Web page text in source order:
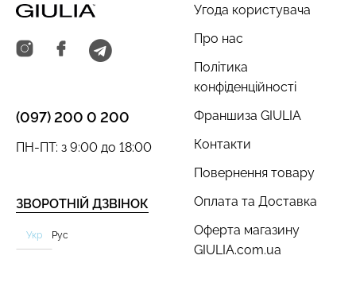
Угода користувача
Про нас
Політика
конфіденційності
Франшиза GIULIA
Контакти
Повернення товару
Оплата та Доставка
Оферта магазину
GIULIA.com.ua
(097) 200 0 200
ЗВОРОТНІЙ ДЗВІНОК
ПН-ПТ: з 9:00 до 18:00
Укр Рус
бретелях CAMI TOP
Безшовний топ з легкою
корекцією BRA
SHAPEWEAR nude
(бежевий) Giulia
489 грн.699 грн.